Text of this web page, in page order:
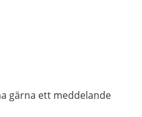
gärna ett meddelande